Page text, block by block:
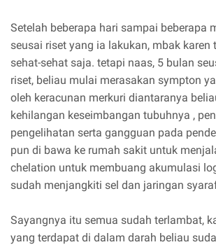
Setelah beberapa hari sampai beberapa
seusai riset yang ia lakukan, mbak karen
sehat-sehat saja. tetapi naas, 5 bulan
riset, beliau mulai merasakan sympton
oleh keracunan merkuri diantaranya
kehilangan keseimbangan tubuhnya ,
pengelihatan serta gangguan pada
pun di bawa ke rumah sakit untuk
chelation untuk membuang akumulasi
sudah menjangkiti sel dan jaringan
Sayangnya itu semua sudah terlambat,
yang terdapat di dalam darah beliau